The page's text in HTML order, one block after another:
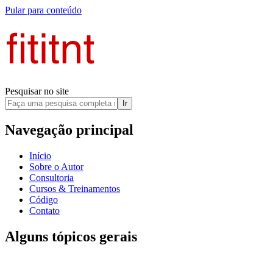
Pular para conteúdo
Pesquisar no site
Ir
Navegação principal
Início
Sobre o Autor
Consultoria
Cursos & Treinamentos
Código
Contato
Alguns tópicos gerais